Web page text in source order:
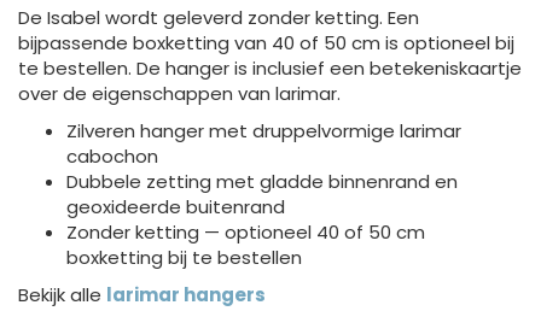
De Isabel wordt geleverd zonder ketting. Een
bijpassende boxketting van 40 of 50 cm is optioneel bij
te bestellen. De hanger is inclusief een betekeniskaartje
over de eigenschappen van larimar.
Zilveren hanger met druppelvormige larimar
cabochon
Dubbele zetting met gladde binnenrand en
geoxideerde buitenrand
Zonder ketting — optioneel 40 of 50 cm
boxketting bij te bestellen
Bekijk alle larimar hangers